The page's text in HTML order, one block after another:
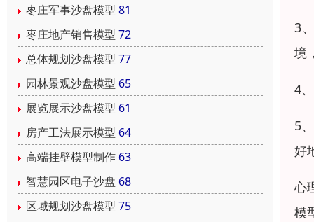
枣庄军事沙盘模型 81
枣庄地产销售模型 72
总体规划沙盘模型 77
园林景观沙盘模型 65
展览展示沙盘模型 61
房产工法展示模型 64
高端挂壁模型制作 63
智慧园区电子沙盘 68
区域规划沙盘模型 75
3
境
4
5
好
心
模